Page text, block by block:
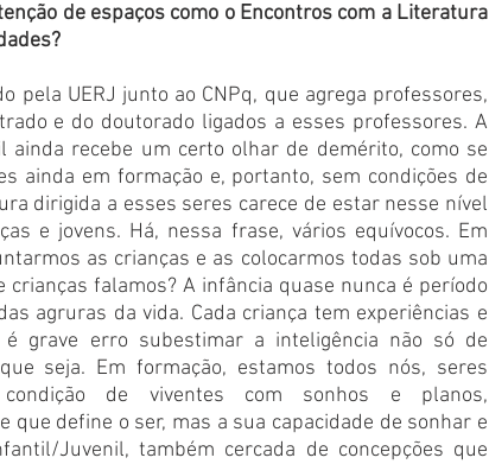
de espaços como o Encontros com a Literatura
pela UERJ junto ao CNPq, que agrega professores,
e do doutorado ligados a esses professores. A
recebe um certo olhar de demérito, como se
ainda em formação e, portanto, sem condições de
dirigida a esses seres carece de estar nesse nível
e jovens. Há, nessa frase, vários equívocos. Em
as crianças e as colocarmos todas sob uma
falamos? A infância quase nunca é período
agruras da vida. Cada criança tem experiências e
é grave erro subestimar a inteligência não só de
seja. Em formação, estamos todos nós, seres
de viventes com sonhos e planos,
que define o ser, mas a sua capacidade de sonhar e
Juvenil, também cercada de concepções que